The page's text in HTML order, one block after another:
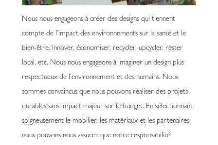
Nous nous engageons à créer des designs qui tiennent
compte de l’impact des environnements sur la santé et le
bien-être. Innover, économiser, recycler, upcycler, rester
local, etc. Nous nous engageons à imaginer un design plus
respectueux de l’environnement et des humains. Nous
sommes convaincus que nous pouvons réaliser des projets
durables sans impact majeur sur le budget. En sélectionnant
soigneusement le mobilier, les matériaux et les partenaires,
nous pouvons nous assurer que notre responsabilité